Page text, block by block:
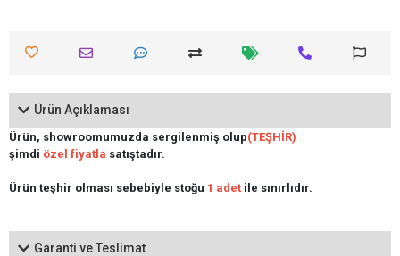
Ürün Açıklaması
Ürün, showroomumuzda sergilenmiş olup(TEŞHİR)
şimdi özel fiyatla satıştadır.
Ürün teşhir olması sebebiyle stoğu 1 adet ile sınırlıdır.
Garanti ve Teslimat